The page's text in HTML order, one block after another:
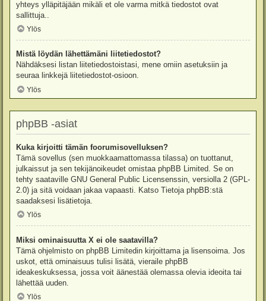
yhteys ylläpitäjään mikäli et ole varma mitkä tiedostot ovat
sallittuja..
Ylös
Mistä löydän lähettämäni liitetiedostot?
Nähdäksesi listan liitetiedostoistasi, mene omiin asetuksiin ja
seuraa linkkejä liitetiedostot-osioon.
Ylös
phpBB -asiat
Kuka kirjoitti tämän foorumisovelluksen?
Tämä sovellus (sen muokkaamattomassa tilassa) on tuottanut,
julkaissut ja sen tekijänoikeudet omistaa phpBB Limited . Se on
tehty saataville GNU General Public Licensenssin, versiolla 2 (GPL-
2.0) ja sitä voidaan jakaa vapaasti. Katso Tietoja phpBB:stä
saadaksesi lisätietoja.
Ylös
Miksi ominaisuutta X ei ole saatavilla?
Tämä ohjelmisto on phpBB Limitedin kirjoittama ja lisensoima. Jos
uskot, että ominaisuus tulisi lisätä, vieraile phpBB
ideakeskuksessa , jossa voit äänestää olemassa olevia ideoita tai
lähettää uuden.
Ylös